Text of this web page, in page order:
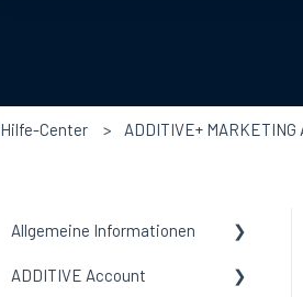
Hilfe-Center ADDITIVE+ MARKETING
Allgemeine Informationen
Allgemeine Informationen
ADDITIVE Account